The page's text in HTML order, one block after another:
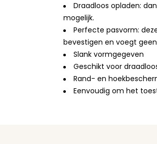
Draadloos opladen:
mogelijk.
Perfecte pasvorm:
bevestigen en voegt
Slank vormgegeven
Geschikt voor
Rand- en
Eenvoudig om het